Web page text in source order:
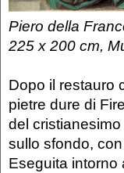
Piero della
225 x 200 cm,
Dopo il restauro
pietre dure di
del
sullo sfondo,
Eseguita intorno